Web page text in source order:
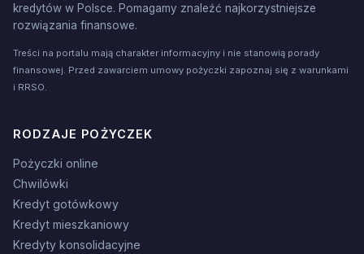
kredytów w Polsce. Pomagamy znaleźć najkorzystniejsze
rozwiązania finansowe.
Treści na portalu mają charakter informacyjny i nie stanowią porady
finansowej. Przed zawarciem umowy pożyczki zapoznaj się z warunkami
i RRSO.
RODZAJE POŻYCZEK
Pożyczki online
Chwilówki
Kredyt gotówkowy
Kredyt mieszkaniowy
Kredyty konsolidacyjne